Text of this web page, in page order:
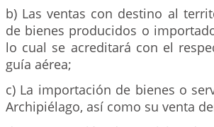
b) Las ventas con destino al
de bienes producidos o
lo cual se acreditará con el
guía aérea;
c) La importación de bienes o
Archipiélago, así como su venta